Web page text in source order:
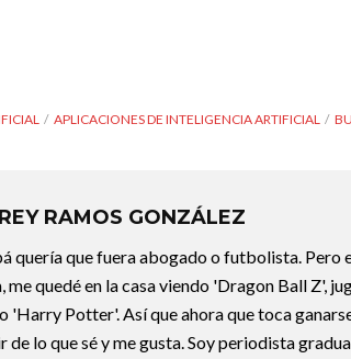
APLICACIONES DE INTELIGENCIA ARTIFICIAL
RAMOS GONZÁLEZ
quería que fuera abogado o futbolista. Pero
me quedé en la casa viendo 'Dragon Ball Z',
'Harry Potter'. Así que ahora que toca
de lo que sé y me gusta. Soy periodista